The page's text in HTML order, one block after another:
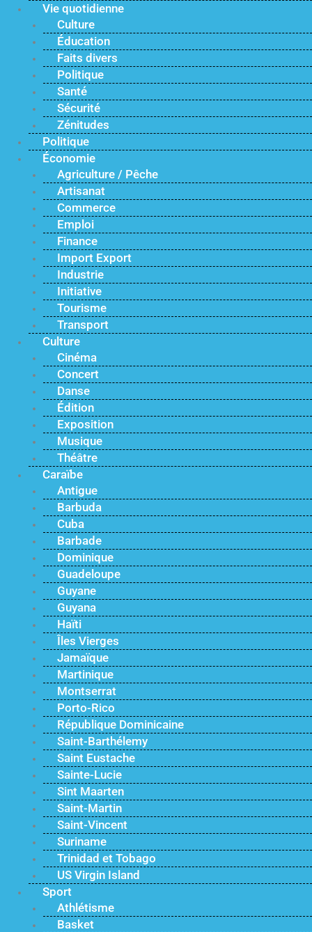
Vie quotidienne
Culture
Éducation
Faits divers
Politique
Santé
Sécurité
Zénitudes
Politique
Économie
Agriculture / Pêche
Artisanat
Commerce
Emploi
Finance
Import Export
Industrie
Initiative
Tourisme
Transport
Culture
Cinéma
Concert
Danse
Édition
Exposition
Musique
Théâtre
Caraïbe
Antigue
Barbuda
Cuba
Barbade
Dominique
Guadeloupe
Guyane
Guyana
Haïti
Îles Vierges
Jamaïque
Martinique
Montserrat
Porto-Rico
République Dominicaine
Saint-Barthélemy
Saint Eustache
Sainte-Lucie
Sint Maarten
Saint-Martin
Saint-Vincent
Suriname
Trinidad et Tobago
US Virgin Island
Sport
Athlétisme
Basket